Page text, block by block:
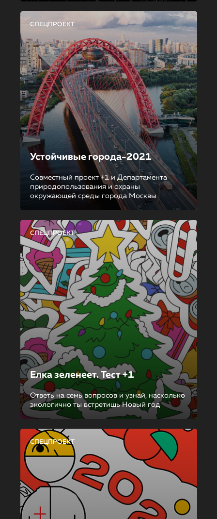
СПЕЦПРОЕКТ
Устойчивые города-2021
Совместный проект +1 и Департамента
природопользования и охраны
окружающей среды города Москвы
СПЕЦПРОЕКТ
Елка зеленеет. Тест +1
Ответь на семь вопросов и узнай, насколько
экологично ты встретишь Новый год
СПЕЦПРОЕКТ